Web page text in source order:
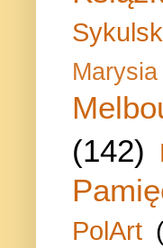
(142)
PolArt